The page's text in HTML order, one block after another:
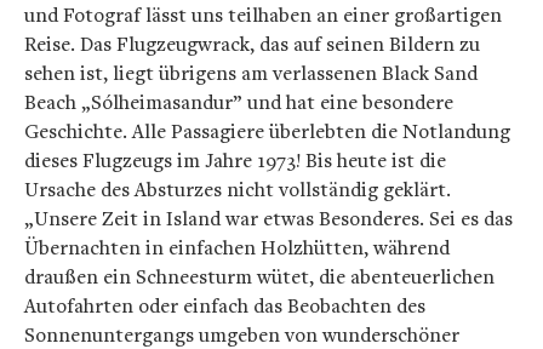
und Fotograf lässt uns teilhaben an einer großartigen
Reise. Das Flugzeugwrack, das auf seinen Bildern zu
sehen ist, liegt übrigens am verlassenen Black Sand
Beach „Sólheimasandur” und hat eine besondere
Geschichte. Alle Passagiere überlebten die Notlandung
dieses Flugzeugs im Jahre 1973! Bis heute ist die
Ursache des Absturzes nicht vollständig geklärt.
„Unsere Zeit in Island war etwas Besonderes. Sei es das
Übernachten in einfachen Holzhütten, während
draußen ein Schneesturm wütet, die abenteuerlichen
Autofahrten oder einfach das Beobachten des
Sonnenuntergangs umgeben von wunderschöner